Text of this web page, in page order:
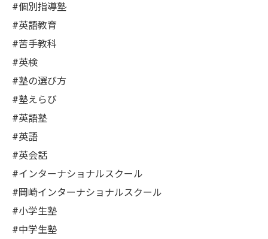
#個別指導塾
#英語教育
#苦手教科
#英検
#塾の選び方
#塾えらび
#英語塾
#英語
#英会話
#インターナショナルスクール
#岡崎インターナショナルスクール
#小学生塾
#中学生塾